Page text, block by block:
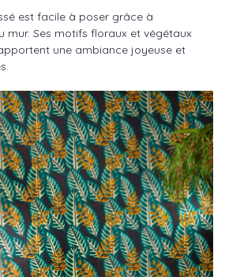
est facile à poser grâce à
mur. Ses motifs floraux et végétaux
une ambiance joyeuse et